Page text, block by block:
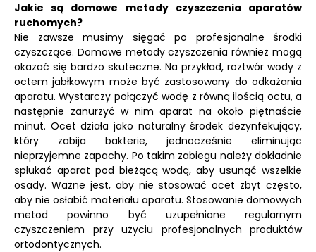
Jakie są domowe metody czyszczenia aparatów
ruchomych?
Nie zawsze musimy sięgać po profesjonalne środki
czyszczące. Domowe metody czyszczenia również mogą
okazać się bardzo skuteczne. Na przykład, roztwór wody z
octem jabłkowym może być zastosowany do odkażania
aparatu. Wystarczy połączyć wodę z równą ilością octu, a
następnie zanurzyć w nim aparat na około piętnaście
minut. Ocet działa jako naturalny środek dezynfekujący,
który zabija bakterie, jednocześnie eliminując
nieprzyjemne zapachy. Po takim zabiegu należy dokładnie
spłukać aparat pod bieżącą wodą, aby usunąć wszelkie
osady. Ważne jest, aby nie stosować ocet zbyt często,
aby nie osłabić materiału aparatu. Stosowanie domowych
metod powinno być uzupełniane regularnym
czyszczeniem przy użyciu profesjonalnych produktów
ortodontycznych.